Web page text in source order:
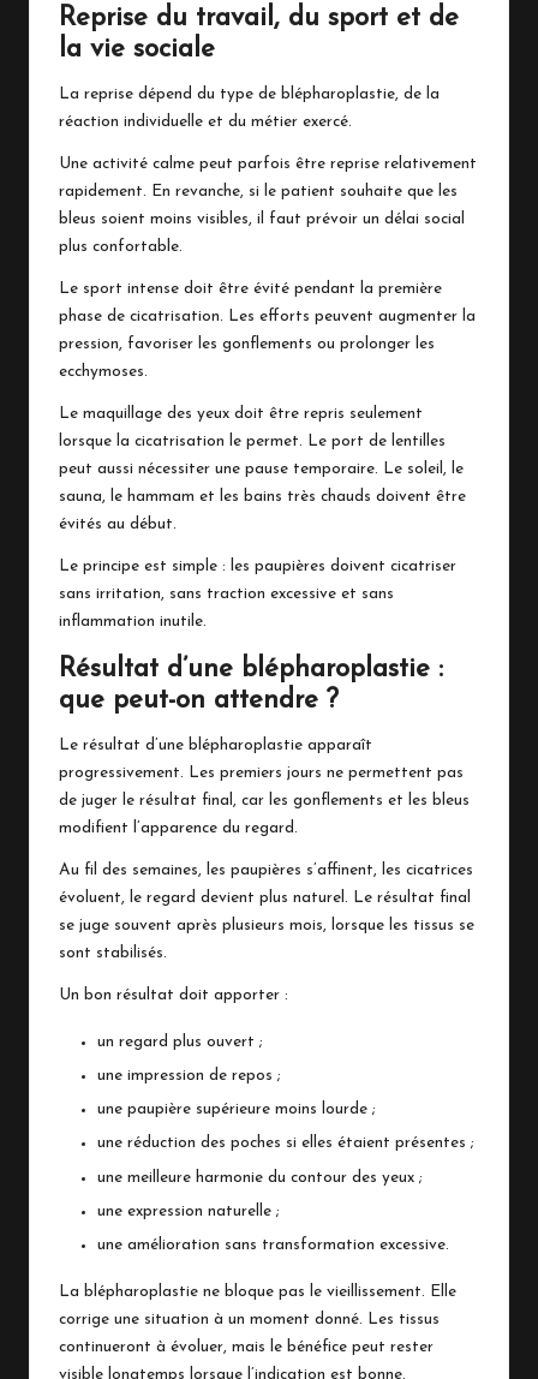
Reprise du travail, du sport et de
la vie sociale
La reprise dépend du type de blépharoplastie, de la
réaction individuelle et du métier exercé.
Une activité calme peut parfois être reprise relativement
rapidement. En revanche, si le patient souhaite que les
bleus soient moins visibles, il faut prévoir un délai social
plus confortable.
Le sport intense doit être évité pendant la première
phase de cicatrisation. Les efforts peuvent augmenter la
pression, favoriser les gonflements ou prolonger les
ecchymoses.
Le maquillage des yeux doit être repris seulement
lorsque la cicatrisation le permet. Le port de lentilles
peut aussi nécessiter une pause temporaire. Le soleil, le
sauna, le hammam et les bains très chauds doivent être
évités au début.
Le principe est simple : les paupières doivent cicatriser
sans irritation, sans traction excessive et sans
inflammation inutile.
Résultat d’une blépharoplastie :
que peut-on attendre ?
Le résultat d’une blépharoplastie apparaît
progressivement. Les premiers jours ne permettent pas
de juger le résultat final, car les gonflements et les bleus
modifient l’apparence du regard.
Au fil des semaines, les paupières s’affinent, les cicatrices
évoluent, le regard devient plus naturel. Le résultat final
se juge souvent après plusieurs mois, lorsque les tissus se
sont stabilisés.
Un bon résultat doit apporter :
un regard plus ouvert ;
une impression de repos ;
une paupière supérieure moins lourde ;
une réduction des poches si elles étaient présentes ;
une meilleure harmonie du contour des yeux ;
une expression naturelle ;
une amélioration sans transformation excessive.
La blépharoplastie ne bloque pas le vieillissement. Elle
corrige une situation à un moment donné. Les tissus
continueront à évoluer, mais le bénéfice peut rester
visible longtemps lorsque l’indication est bonne.